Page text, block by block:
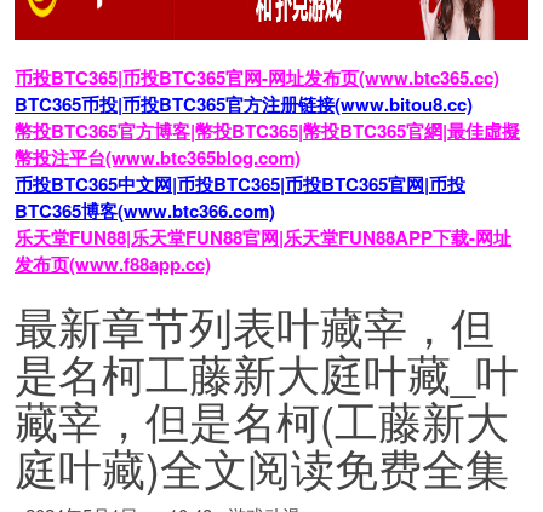
币投BTC365|币投BTC365官网-网址发布页(www.btc365.cc)
BTC365币投|币投BTC365官方注册链接(www.bitou8.cc)
幣投BTC365官方博客|幣投BTC365|幣投BTC365官網|最佳虛擬
幣投注平台(www.btc365blog.com)
币投BTC365中文网|币投BTC365|币投BTC365官网|币投
BTC365博客(www.btc366.com)
乐天堂FUN88|乐天堂FUN88官网|乐天堂FUN88APP下载-网址
发布页(www.f88app.cc)
最新章节列表叶藏宰，但
是名柯工藤新大庭叶藏_叶
藏宰，但是名柯(工藤新大
庭叶藏)全文阅读免费全集